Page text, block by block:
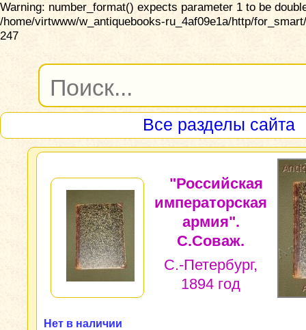
Warning: number_format() expects parameter 1 to be
/home/virtwww/w_antiquebooks-ru_4af09e1a/http/
247
Все разделы сайта
"Российская
императорская
армия".
С.Соваж.
С.-Петербург,
1894 год
Нет в наличии